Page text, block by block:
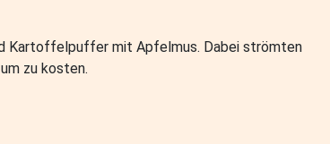
Kartoffelpuffer mit Apfelmus. Dabei strömten
zu kosten.